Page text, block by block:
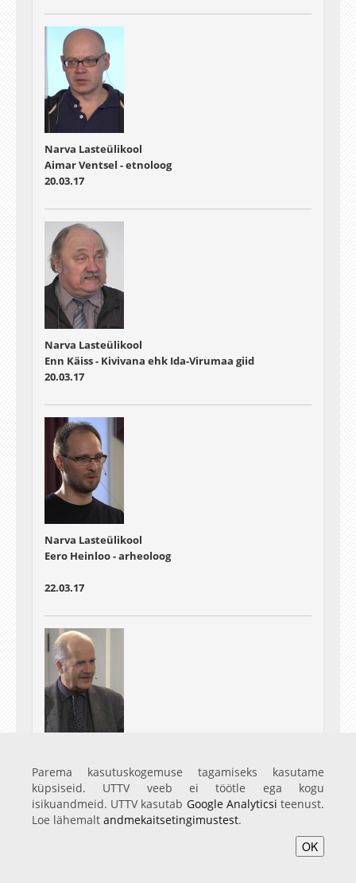
Narva Lasteülikool
Aimar Ventsel - etnoloog
20.03.17
Narva Lasteülikool
Enn Käiss - Kivivana ehk Ida-Virumaa giid
20.03.17
Narva Lasteülikool
Eero Heinloo - arheoloog
22.03.17
Jaak Kikas - füüsik
22.03.17
Parema kasutuskogemuse tagamiseks kasutame
küpsiseid. UTTV veeb ei töötle ega kogu
isikuandmeid. UTTV kasutab Google Analyticsi teenust.
Loe lähemalt andmekaitsetingimustest.
OK